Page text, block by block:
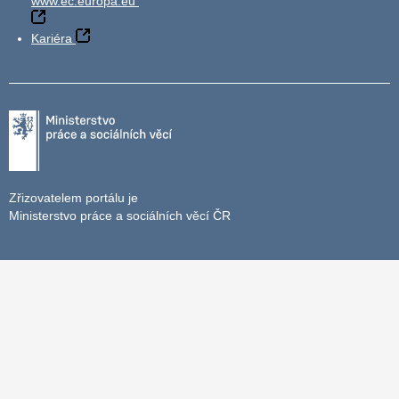
Kariéra
Zřizovatelem portálu je
Ministerstvo práce a sociálních věcí ČR